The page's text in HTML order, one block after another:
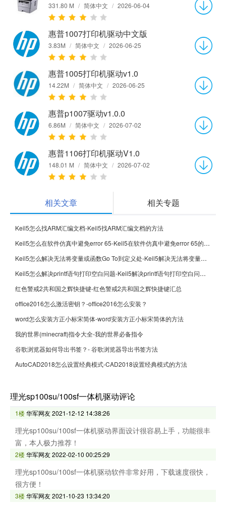
331.80 M / 简体中文 / 2026-06-04
惠普1007打印机驱动中文版
3.83M / 简体中文 / 2026-06-25
惠普1005打印机驱动v1.0
14.22M / 简体中文 / 2026-06-25
惠普p1007驱动v1.0.0
6.86M / 简体中文 / 2026-07-02
惠普1106打印机驱动V1.0
148.01 M / 简体中文 / 2026-07-02
相关文章 相关专题
Keil5怎么找ARM汇编文档-Keil5找ARM汇编文档的方法
Keil5怎么在软件仿真中避免error 65-Keil5在软件仿真中避免error 65的方法
Keil5怎么解决无法将变量或函数Go To到定义处-Keil5解决无法将变量或函数Go To到定义处的方法
Keil5怎么解决printf语句打印空白问题-Keil5解决printf语句打印空白问题的方法
红色警戒2共和国之辉快捷键-红色警戒2共和国之辉快捷键汇总
office2016怎么激活密钥？-office2016怎么安装？
word怎么安装方正小标宋简体-word安装方正小标宋简体的方法
我的世界(minecraft)指令大全-我的世界必备指令
谷歌浏览器如何导出书签？- 谷歌浏览器导出书签方法
AutoCAD2018怎么设置经典模式-CAD2018设置经典模式的方法
理光sp100su/100sf一体机驱动评论
1楼华军网友2021-12-12 14:38:26
理光sp100su/100sf一体机驱动界面设计很容易上手，功能很丰
富，本人极力推荐！
2楼华军网友2022-02-10 00:25:29
理光sp100su/100sf一体机驱动软件非常好用，下载速度很快，
很方便！
3楼华军网友2021-10-23 13:34:20